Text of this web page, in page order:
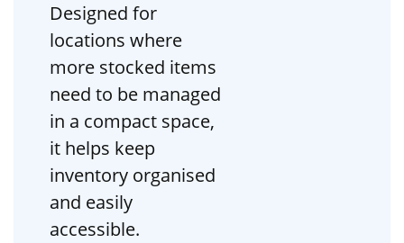
Designed for
locations where
more stocked items
need to be managed
in a compact space,
it helps keep
inventory organised
and easily
accessible.